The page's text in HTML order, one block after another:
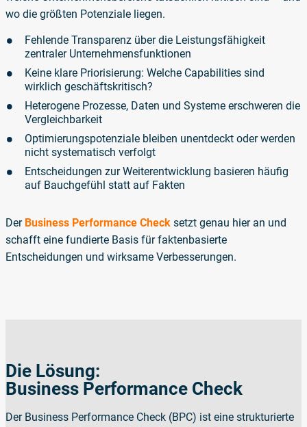
wo die größten Potenziale liegen.
Fehlende Transparenz über die Leistungsfähigkeit
zentraler Unternehmensfunktionen
Keine klare Priorisierung: Welche Capabilities sind
wirklich geschäftskritisch?
Heterogene Prozesse, Daten und Systeme erschweren die
Vergleichbarkeit
Optimierungspotenziale bleiben unentdeckt oder werden
nicht systematisch verfolgt
Entscheidungen zur Weiterentwicklung basieren häufig
auf Bauchgefühl statt auf Fakten
Der Business Performance Check setzt genau hier an und
schafft eine fundierte Basis für faktenbasierte
Entscheidungen und wirksame Verbesserungen.
Die Lösung:
Business Performance Check
Der Business Performance Check (BPC) ist eine strukturierte